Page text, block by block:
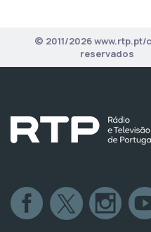
© 2011/2026
reservados